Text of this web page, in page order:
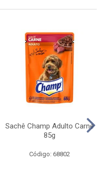
Sachê Champ Adulto Carne
85g
Código: 68802